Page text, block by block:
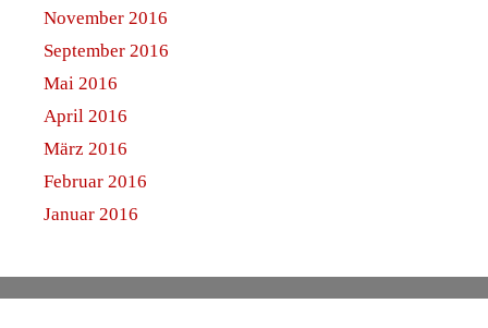
November 2016
September 2016
Mai 2016
April 2016
März 2016
Februar 2016
Januar 2016